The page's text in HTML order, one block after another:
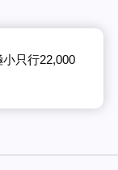
只行22,000